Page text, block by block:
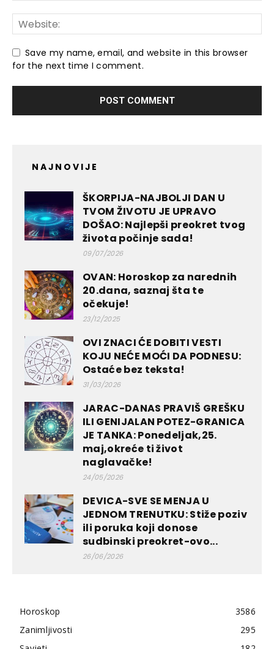
Save my name, email, and website in this browser
for the next time I comment.
NAJNOVIJE
ŠKORPIJA-NAJBOLJI DAN U
TVOM ŽIVOTU JE UPRAVO
DOŠAO: Najlepši preokret tvog
života počinje sada!
09/07/2026
OVAN: Horoskop za narednih
20.dana, saznaj šta te
očekuje!
23/12/2025
OVI ZNACI ĆE DOBITI VESTI
KOJU NEĆE MOĆI DA PODNESU:
Ostaće bez teksta!
31/03/2026
JARAC-DANAS PRAVIŠ GREŠKU
ILI GENIJALAN POTEZ-GRANICA
JE TANKA: Ponedeljak,25.
maj,okreće ti život
naglavačke!
24/05/2026
DEVICA-SVE SE MENJA U
JEDNOM TRENUTKU: Stiže poziv
ili poruka koji donose
sudbinski preokret-ovo...
26/06/2026
Horoskop
3586
Zanimljivosti
295